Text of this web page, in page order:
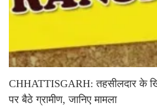
CHHATTISGARH: तहसीलदार के
पर बैठे ग्रामीण, जानिए मामला